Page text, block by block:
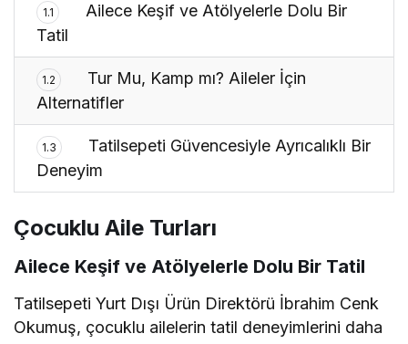
1.1
Ailece Keşif ve Atölyelerle Dolu Bir
Tatil
1.2
Tur Mu, Kamp mı? Aileler İçin
Alternatifler
1.3
Tatilsepeti Güvencesiyle Ayrıcalıklı Bir
Deneyim
Çocuklu Aile Turları
Ailece Keşif ve Atölyelerle Dolu Bir Tatil
Tatilsepeti Yurt Dışı Ürün Direktörü İbrahim Cenk
Okumuş, çocuklu ailelerin tatil deneyimlerini daha